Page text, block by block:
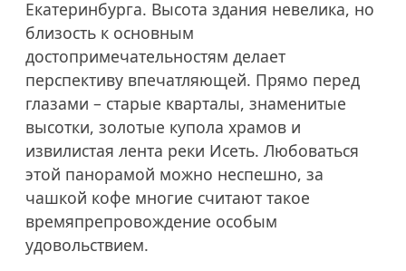
Екатеринбурга. Высота здания невелика, но
близость к основным
достопримечательностям делает
перспективу впечатляющей. Прямо перед
глазами – старые кварталы, знаменитые
высотки, золотые купола храмов и
извилистая лента реки Исеть. Любоваться
этой панорамой можно неспешно, за
чашкой кофе многие считают такое
времяпрепровождение особым
удовольствием.